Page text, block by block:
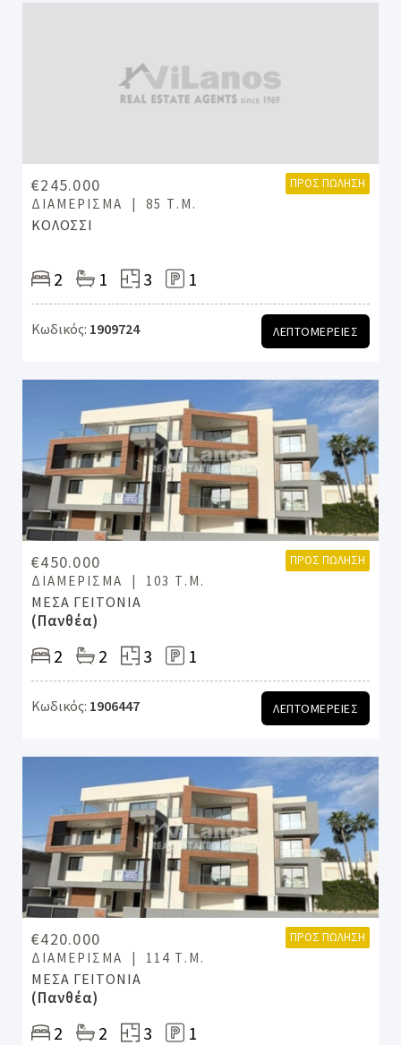
€245.000 ΠΡΟΣ ΠΏΛΗΣΗ
ΔΙΑΜΈΡΙΣΜΑ 85 Τ.Μ.
ΚΟΛΟΣΣΙ
2 1 3 1
Κωδικός: 1909724 ΛΕΠΤΟΜΕΡΕΙΕΣ
€450.000 ΠΡΟΣ ΠΏΛΗΣΗ
ΔΙΑΜΈΡΙΣΜΑ 103 Τ.Μ.
ΜΕΣΑ ΓΕΙΤΟΝΙΑ
(Πανθέα)
2 2 3 1
Κωδικός: 1906447 ΛΕΠΤΟΜΕΡΕΙΕΣ
€420.000 ΠΡΟΣ ΠΏΛΗΣΗ
ΔΙΑΜΈΡΙΣΜΑ 114 Τ.Μ.
ΜΕΣΑ ΓΕΙΤΟΝΙΑ
(Πανθέα)
2 2 3 1